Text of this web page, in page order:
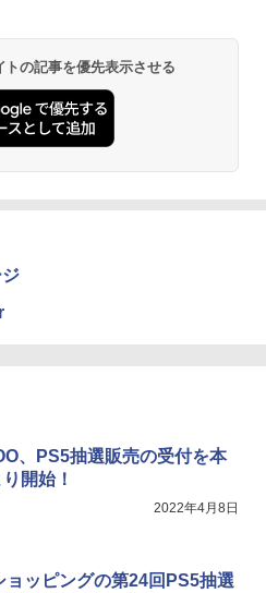
の記事を優先表示させる
、PS5抽選販売の受付を本
開始！
2022年4月8日
ョッピングの第24回PS5抽選